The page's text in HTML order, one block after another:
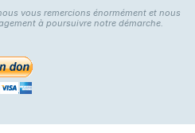
vous remercions énormément et nous
à poursuivre notre démarche.